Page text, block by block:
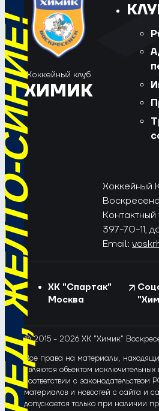
СИНИЕ!
Хоккейный клуб
ХИМИК
Хоккейный
397-70-11,
Email:
ХК "Спартак"
Москва
© 2015 - 2026 ХК "Химик"
Все права на материалы,
являются объектом
соответствии с
материалов и новостей с сайта и
допускается только при наличии